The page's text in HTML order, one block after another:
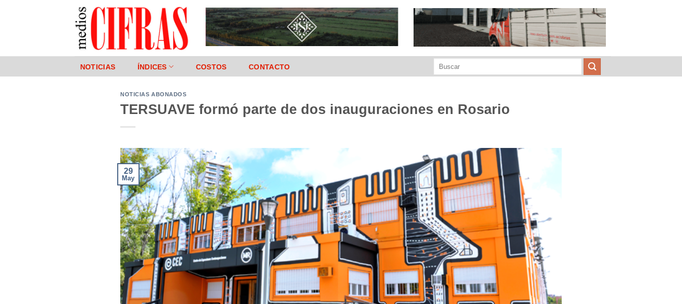
NOTICIAS ÍNDICES COSTOS CONTACTO
NOTICIAS ABONADOS
TERSUAVE formó parte de dos inauguraciones en Rosario
29
May